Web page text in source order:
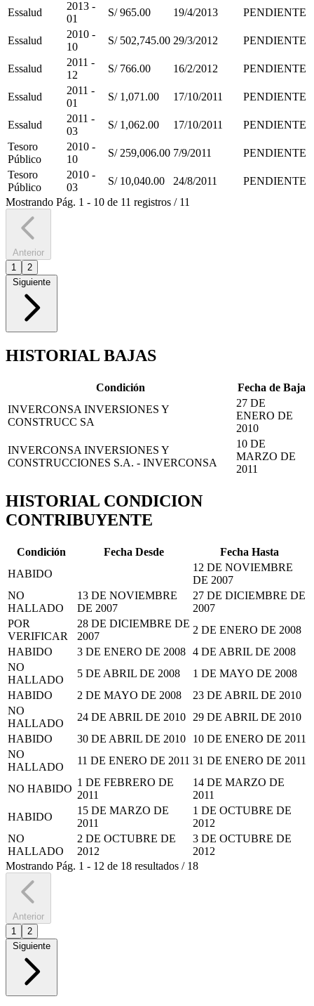
Essalud
2013 -
01
S/ 965.00 19/4/2013 PENDIENTE
Essalud
2010 -
10
S/ 502,745.00 29/3/2012 PENDIENTE
Essalud
2011 -
12
S/ 766.00 16/2/2012 PENDIENTE
Essalud
2011 -
01
S/ 1,071.00 17/10/2011 PENDIENTE
Essalud
2011 -
03
S/ 1,062.00 17/10/2011
PENDIENTE
Tesoro
Público
2010 -
10
S/ 259,006.00 7/9/2011
PENDIENTE
Tesoro
Público
2010 -
03
S/ 10,040.00 24/8/2011
PENDIENTE
Mostrando Pág. 1 - 10 de 11 registros / 11
Anterior
1
2
Siguiente
HISTORIAL BAJAS
Condición
Fecha de Baja
INVERCONSA INVERSIONES Y
CONSTRUCC SA
27 DE
ENERO DE
2010
INVERCONSA INVERSIONES Y
CONSTRUCCIONES S.A. - INVERCONSA
10 DE
MARZO DE
2011
HISTORIAL CONDICION
CONTRIBUYENTE
Condición Fecha Desde
Fecha Hasta
HABIDO
12 DE NOVIEMBRE
DE 2007
NO
HALLADO
13 DE NOVIEMBRE
DE 2007
27 DE DICIEMBRE DE
2007
POR
VERIFICAR
28 DE DICIEMBRE DE
2007
2 DE ENERO DE 2008
HABIDO
3 DE ENERO DE 2008 4 DE ABRIL DE 2008
NO
HALLADO
5 DE ABRIL DE 2008
1 DE MAYO DE 2008
HABIDO
2 DE MAYO DE 2008
23 DE ABRIL DE 2010
NO
HALLADO
24 DE ABRIL DE 2010
29 DE ABRIL DE 2010
HABIDO
30 DE ABRIL DE 2010
10 DE ENERO DE 2011
NO
HALLADO
11 DE ENERO DE 2011 31 DE ENERO DE 2011
NO HABIDO
1 DE FEBRERO DE
2011
14 DE MARZO DE
2011
HABIDO
15 DE MARZO DE
2011
1 DE OCTUBRE DE
2012
NO
HALLADO
2 DE OCTUBRE DE
2012
3 DE OCTUBRE DE
2012
Mostrando Pág. 1 - 12 de 18 resultados / 18
Anterior
1
2
Siguiente